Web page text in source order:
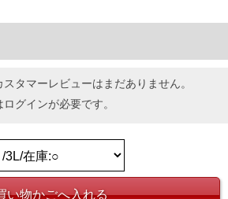
タマーレビューはまだありません。
ログインが必要です。